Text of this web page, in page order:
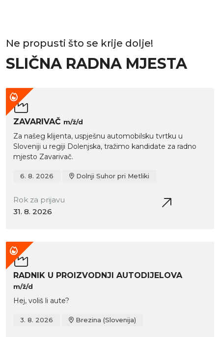
Ne propusti što se krije dolje!
SLIČNA RADNA MJESTA
ZAVARIVAČ m/ž/d
Za našeg klijenta, uspješnu automobilsku tvrtku u
Sloveniji u regiji Dolenjska, tražimo kandidate za radno
mjesto Zavarivač.
6. 8. 2026 Dolnji Suhor pri Metliki
Rok za prijavu
31. 8. 2026
RADNIK U PROIZVODNJI AUTODIJELOVA
m/ž/d
Hej, voliš li aute?
3. 8. 2026 Brezina (Slovenija)